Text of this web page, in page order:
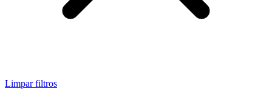
Limpar filtros